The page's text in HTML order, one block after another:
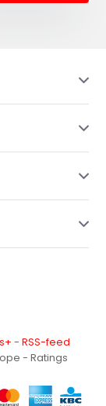
- RSS-feed
- Ratings